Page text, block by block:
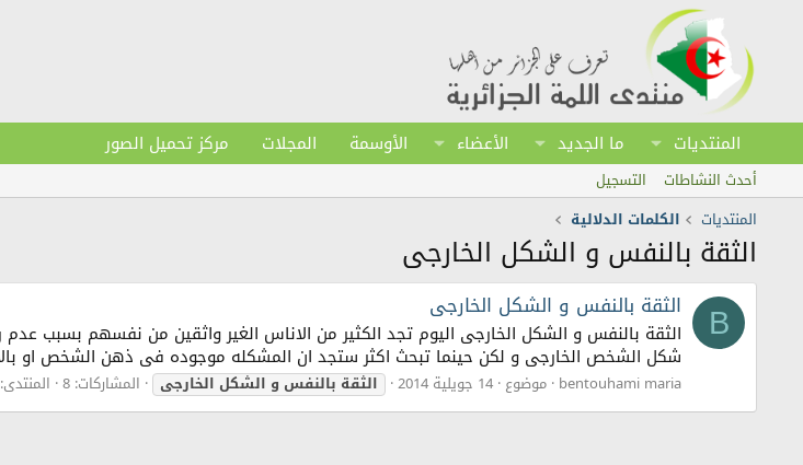
المنتديات ما الجديد الأعضاء الأوسمة المجلات مركز تحميل الصور
أحدث النشاطات
التسجيل
المنتديات
الكلمات الدلالية
الثقة بالنفس و الشكل الخارجى
B الثقة بالنفس و الشكل الخارجى
الثقة بالنفس و الشكل الخارجى اليوم تجد الكثير من الاناس الغير واثقين من نفسهم
شكل الشخص الخارجى و لكن حينما تبحث اكثر ستجد ان المشكله موجوده فى ذهن الشخص او
bentouhami maria موضوع 14 جويلية 2014 الثقةبالنفسوالشكلالخارجى المشاركات: 8 المنتدى: